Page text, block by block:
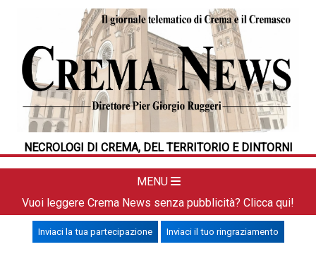
NECROLOGI DI CREMA, DEL TERRITORIO E DINTORNI
MENU
HOME
CRONACA
POLITICA
LA FOTO
DAL TERRITORIO
APPUNTAMENTI
Vuoi leggere Crema News senza pubblicità? Clicca qui!
Inviaci la tua partecipazione Inviaci il tuo ringraziamento